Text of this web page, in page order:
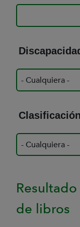
de libros